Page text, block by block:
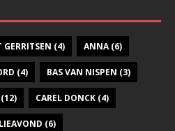
n
n
a
v
i
GERRITSEN (4) ANNA(6)
(4) BAS VAN NISPEN (3)
(12) CAREL DONCK (4)
(6)